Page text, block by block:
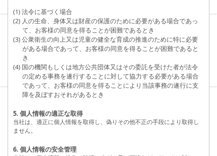
(1) 法令に基づく場合
(2) 人の生命、身体又は財産の保護のために必要がある場合であっ
て、お客様の同意を得ることが困難であるとき
(3) 公衆衛生の向上又は児童の健全な育成の推進のために特に必要
がある場合であって、お客様の同意を得ることが困難であると
き
(4) 国の機関もしくは地方公共団体又はその委託を受けた者が法令
の定める事務を遂行することに対して協力する必要がある場合
であって、お客様の同意を得ることにより当該事務の遂行に支
障を及ぼすおそれがあるとき
5. 個人情報の適正な取得
当社は、適正に個人情報を取得し、偽りその他不正の手段により取得し
ません。
6. 個人情報の安全管理